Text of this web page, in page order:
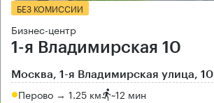
БЕЗ КОМИССИИ
Бизнес-центр
1-я Владимирская 10
Москва, 1-я Владимирская улица, 10
Перово → 1.25 км ~12 мин